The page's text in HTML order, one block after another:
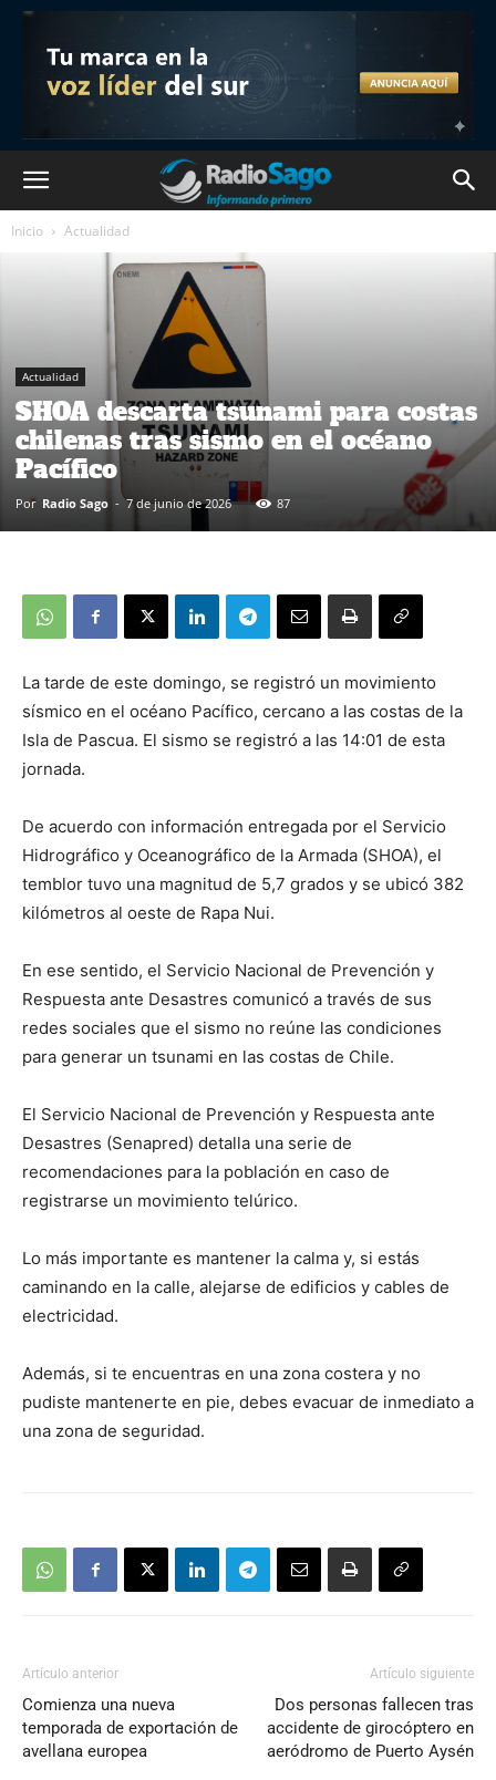
Inicio Actualidad
Actualidad
SHOA descarta tsunami para costas
chilenas tras sismo en el océano
Pacífico
Por Radio Sago - 7 de junio de 2026 87
La tarde de este domingo, se registró un movimiento
sísmico en el océano Pacífico, cercano a las costas de la
Isla de Pascua. El sismo se registró a las 14:01 de esta
jornada.
De acuerdo con información entregada por el Servicio
Hidrográfico y Oceanográfico de la Armada (SHOA), el
temblor tuvo una magnitud de 5,7 grados y se ubicó 382
kilómetros al oeste de Rapa Nui.
En ese sentido, el Servicio Nacional de Prevención y
Respuesta ante Desastres comunicó a través de sus
redes sociales que el sismo no reúne las condiciones
para generar un tsunami en las costas de Chile.
El Servicio Nacional de Prevención y Respuesta ante
Desastres (Senapred) detalla una serie de
recomendaciones para la población en caso de
registrarse un movimiento telúrico.
Lo más importante es mantener la calma y, si estás
caminando en la calle, alejarse de edificios y cables de
electricidad.
Además, si te encuentras en una zona costera y no
pudiste mantenerte en pie, debes evacuar de inmediato a
una zona de seguridad.
Artículo anterior
Comienza una nueva
temporada de exportación de
avellana europea
Artículo siguiente
Dos personas fallecen tras
accidente de girocóptero en
aeródromo de Puerto Aysén